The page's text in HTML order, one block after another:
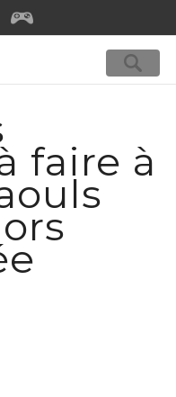
SOOCURIOUS
faire à